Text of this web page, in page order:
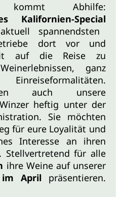
Abhilfe:
Kalifornien-Special
spannendsten
dort vor und
auf die Reise zu
ganz
auch unsere
heftig unter der
Sie möchten
für eure Loyalität und
Interesse an ihren
Stellvertretend für alle
ihre Weine auf unserer
im April präsentieren.